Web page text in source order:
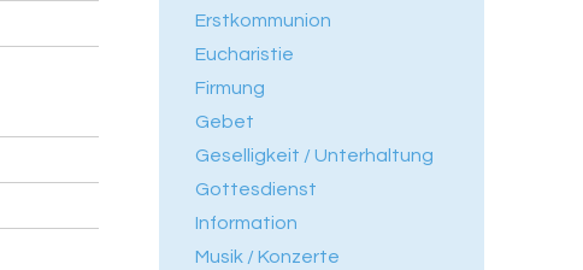
Erstkommunion
Eucharistie
Firmung
Gebet
Geselligkeit / Unterhaltung
Gottesdienst
Information
Musik / Konzerte